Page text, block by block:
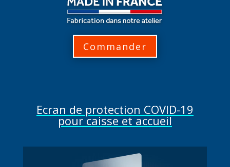
Commander
Ecran de protection COVID-19
pour caisse et accueil